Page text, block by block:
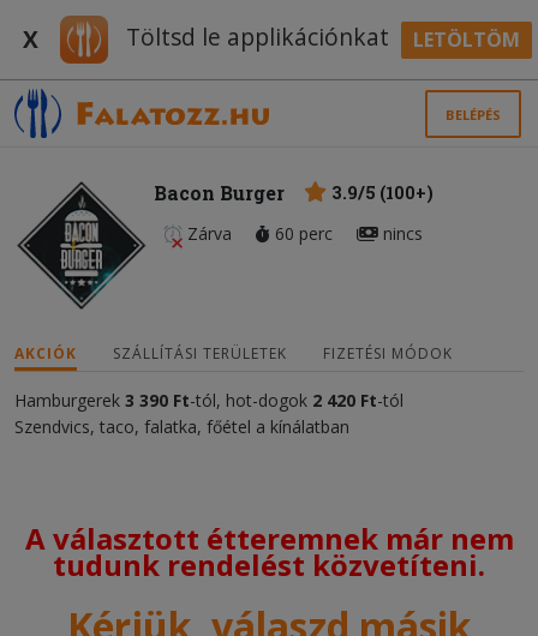
X Töltsd le applikációnkat LETÖLTÖM
BELÉPÉS
Bacon Burger
3.9/5 (100+)
Zárva
60 perc nincs
AKCIÓK SZÁLLÍTÁSI TERÜLETEK FIZETÉSI MÓDOK
Hamburgerek 3 390 Ft-tól, hot-dogok 2 420 Ft-tól
Szendvics, taco, falatka, főétel a kínálatban
A választott étteremnek már nem
tudunk rendelést közvetíteni.